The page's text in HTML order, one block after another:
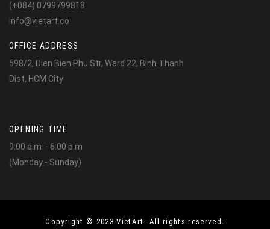
(+084) 0799799818
info@vietart.co
OFFICE ADDRESS
598/2, Dien Bien Phu Str, Ward 22, Binh Thanh
Dist, HCM City
OPENING TIME
9:00 a.m. - 6:00 p.m
(Monday - Sunday)
Copyright © 2023 VietArt. All rights reserved.